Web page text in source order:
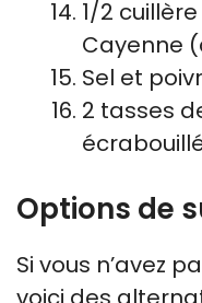
1/2
Cayenne
Sel et
2 tasses
Options de
Si vous n’avez